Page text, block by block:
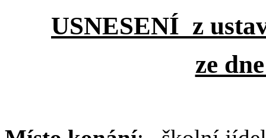
USNESENÍ z
ze